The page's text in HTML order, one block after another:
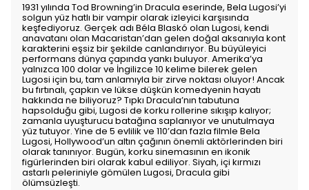
1931 yılında Tod Browning’in Dracula eserinde, Bela Lugosi’yi
solgun yüz hatlı bir vampir olarak izleyici karşısında
keşfediyoruz. Gerçek adı Béla Blaskó olan Lugosi, kendi
anavatanı olan Macaristan’dan gelen doğal aksanıyla kont
karakterini eşsiz bir şekilde canlandırıyor. Bu büyüleyici
performans dünya çapında yankı buluyor. Amerika’ya
yalnızca 100 dolar ve İngilizce 10 kelime bilerek gelen
Lugosi için bu, tam anlamıyla bir zirve noktası oluyor! Ancak
bu fırtınalı, çapkın ve lükse düşkün komedyenin hayatı
hakkında ne biliyoruz? Tıpkı Dracula’nın tabutuna
hapsolduğu gibi, Lugosi de korku rollerine sıkışıp kalıyor;
zamanla uyuşturucu batağına saplanıyor ve unutulmaya
yüz tutuyor. Yine de 5 evlilik ve 110’dan fazla filmle Bela
Lugosi, Hollywood’un altın çağının önemli aktörlerinden biri
olarak tanınıyor. Bugün, korku sinemasının en ikonik
figürlerinden biri olarak kabul ediliyor. Siyah, içi kırmızı
astarlı peleriniyle gömülen Lugosi, Dracula gibi
ölümsüzleşti.